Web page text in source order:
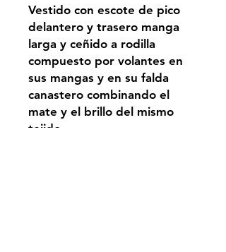
Vestido con escote de pico
delantero y trasero manga
larga y ceñido a rodilla
compuesto por volantes en
sus mangas y en su falda
canastero combinando el
mate y el brillo del mismo
tejido.